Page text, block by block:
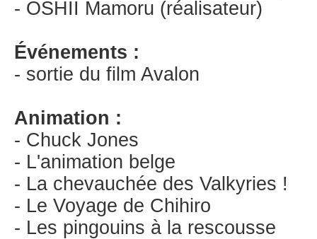
- OSHII Mamoru (réalisateur)
Événements :
- sortie du film Avalon
Animation :
- Chuck Jones
- L'animation belge
- La chevauchée des Valkyries !
- Le Voyage de Chihiro
- Les pingouins à la rescousse